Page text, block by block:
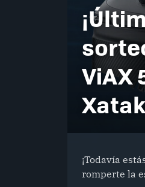
ViAX
¡Todavía
romperte la